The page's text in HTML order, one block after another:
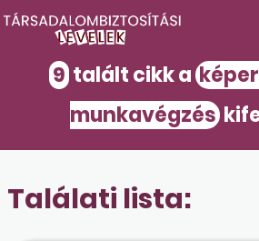
9 talált cikk a
munkavégzés
Találati lista: